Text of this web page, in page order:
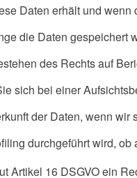
Daten erhält und
die Daten gespeichert
des Rechts auf
sich bei einer
der Daten, wenn wir
durchgeführt wird,
Artikel 16 DSGVO ein